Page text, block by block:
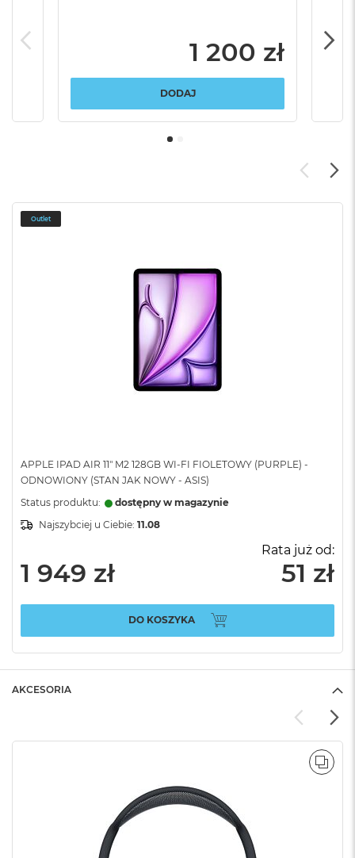
1 200 zł
DODAJ
Outlet
APPLE IPAD AIR 11" M2 128GB WI-FI FIOLETOWY (PURPLE) -
ODNOWIONY (STAN JAK NOWY - ASIS)
Status produktu:
dostępny w magazynie
Najszybciej u Ciebie: 11.08
1 949 zł
Rata już od:
51 zł
DO KOSZYKA
AKCESORIA